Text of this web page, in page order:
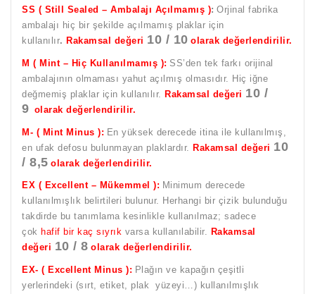
SS ( Still Sealed – Ambalajı Açılmamış ): Orjinal fabrika
ambalajı hiç bir şekilde açılmamış plaklar için
kullanılır. Rakamsal değeri 10 / 10 olarak değerlendirilir.
M ( Mint – Hiç Kullanılmamış ): SS’den tek farkı orijinal
ambalajının olmaması yahut açılmış olmasıdır. Hiç iğne
değmemiş plaklar için kullanılır. Rakamsal değeri 10 /
9 olarak değerlendirilir.
M- ( Mint Minus ): En yüksek derecede itina ile kullanılmış,
en ufak defosu bulunmayan plaklardır. Rakamsal değeri 10
/ 8,5 olarak değerlendirilir.
EX ( Excellent – Mükemmel ): Minimum derecede
kullanılmışlık belirtileri bulunur. Herhangi bir çizik bulunduğu
takdirde bu tanımlama kesinlikle kullanılmaz; sadece
çok hafif bir kaç sıyrık varsa kullanılabilir. Rakamsal
değeri 10 / 8 olarak değerlendirilir.
EX- ( Excellent Minus ): Plağın ve kapağın çeşitli
yerlerindeki (sırt, etiket, plak yüzeyi…) kullanılmışlık